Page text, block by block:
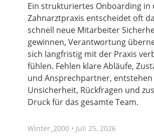
Ein strukturiertes Onboarding in
Zahnarztpraxis entscheidet oft
schnell neue Mitarbeiter
gewinnen, Verantwortung
sich langfristig mit der Praxis
fühlen. Fehlen klare Abläufe,
und Ansprechpartner, entstehen
Unsicherheit, Rückfragen und
Druck für das gesamte Team.
Winter_2000 Juli 25, 2026